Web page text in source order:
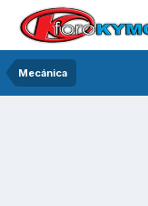
Mecánica